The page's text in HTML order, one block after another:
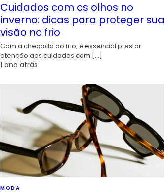
Cuidados com os olhos no
inverno: dicas para proteger sua
visão no frio
Com a chegada do frio, é essencial prestar
atenção aos cuidados com […]
1 ano atrás
MODA